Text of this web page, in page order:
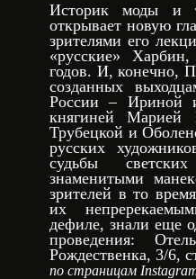
Историк моды и
открывает новую
зрителями его
«русские»
годов. И, конечно,
созданных
России – Ириной
княгиней Марией
Трубецкой и
русских
судьбы
знаменитыми
зрителей в то
их
дефиле, знали еще
проведения:
Рождественка, 3/6,
по страницам